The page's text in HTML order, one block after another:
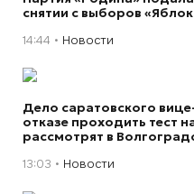
снятии с выборов
14:44 Новости
Дело саратовского
отказе проходить тест
рассмотрят в
13:03 Новости